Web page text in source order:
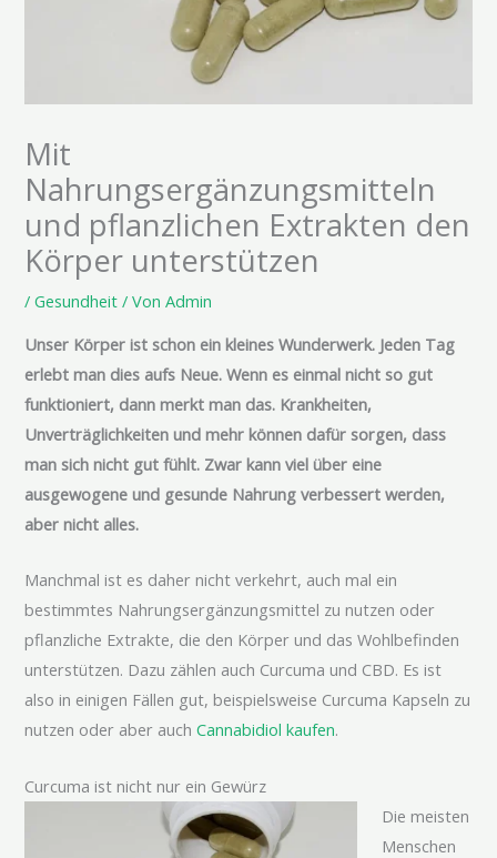
Mit
Nahrungsergänzungsmitteln
und pflanzlichen Extrakten den
Körper unterstützen
/Gesundheit / VonAdmin
Unser Körper ist schon ein kleines Wunderwerk. Jeden Tag
erlebt man dies aufs Neue. Wenn es einmal nicht so gut
funktioniert, dann merkt man das. Krankheiten,
Unverträglichkeiten und mehr können dafür sorgen, dass
man sich nicht gut fühlt. Zwar kann viel über eine
ausgewogene und gesunde Nahrung verbessert werden,
aber nicht alles.
Manchmal ist es daher nicht verkehrt, auch mal ein
bestimmtes Nahrungsergänzungsmittel zu nutzen oder
pflanzliche Extrakte, die den Körper und das Wohlbefinden
unterstützen. Dazu zählen auch Curcuma und CBD. Es ist
also in einigen Fällen gut, beispielsweise Curcuma Kapseln zu
nutzen oder aber auchCannabidiol kaufen.
Curcuma ist nicht nur ein Gewürz
Die meisten
Menschen